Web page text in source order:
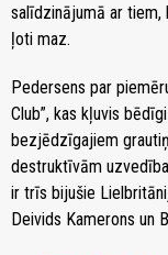
salīdzinājumā ar tiem,
ļoti maz.
Pedersens par
Club”, kas kļuvis
bezjēdzīgajiem
destruktīvām
ir trīs bijušie
Deivids Kamerons un